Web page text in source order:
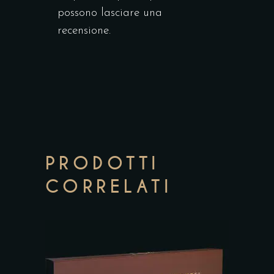
possono lasciare una
recensione.
PRODOTTI
CORRELATI